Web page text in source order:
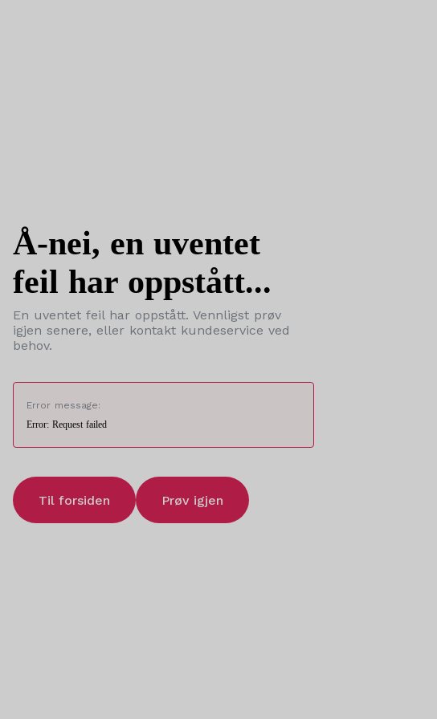
Å-nei, en uventet
feil har oppstått...
En uventet feil har oppstått. Vennligst prøv
igjen senere, eller kontakt kundeservice ved
behov.
Error message:
Error: Request failed
Til forsiden Prøv igjen